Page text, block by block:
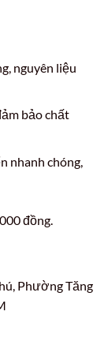
nguyên liệu
bảo chất
nhanh chóng,
đồng.
Phường Tăng